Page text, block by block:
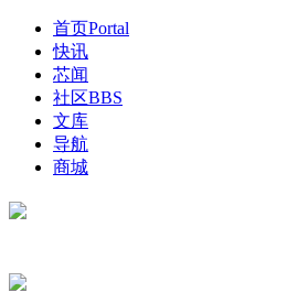
首页Portal
快讯
芯闻
社区BBS
文库
导航
商城